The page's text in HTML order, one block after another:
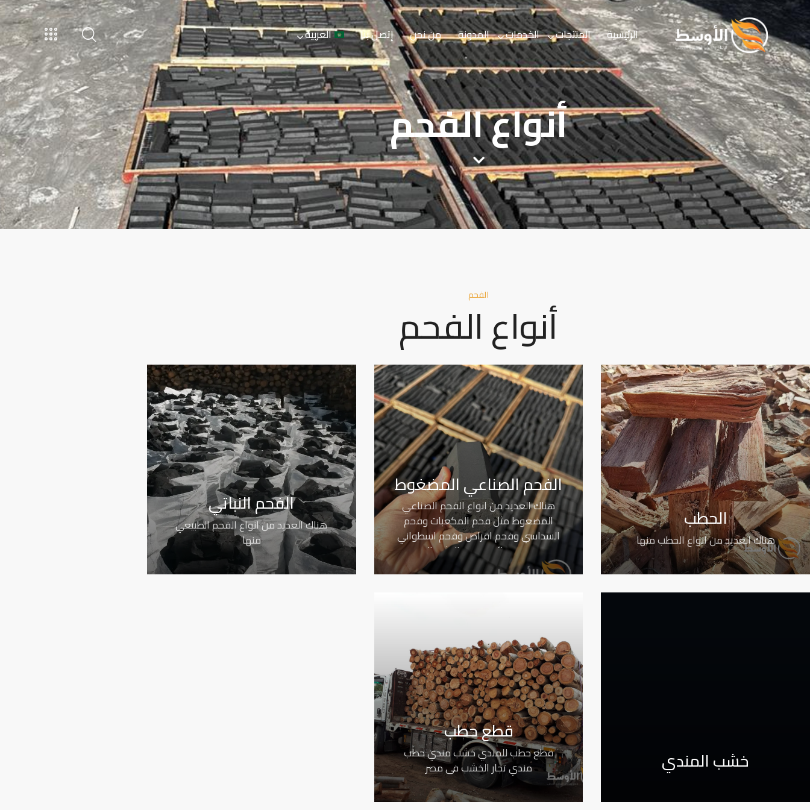
الرئيسية المنتجات الخدمات المدونة من نحن إتصل بنا العربية
الرئيسية المنتجات الخدمات المدونة من نحن إتصل بنا العربية أنواع الفحم
الفحم
أنواع الفحم
الحطب
هناك العديد من انواع الحطب منها
الفحم الصناعي المضغوط
هناك العديد من انواع الفحم الصناعي
المضغوط مثل فحم المكعبات وفحم
السداسي وفحم اقراص وفحم اسطواني
وفحم دائري سريع الاشتعال
الفحم النباتي
هناك العديد من انواع الفحم الطبيعي
منها
خشب المندي
قطع حطب
قطع حطب للمندي خشب مندي حطب
مندي تجار الخشب فى مصر